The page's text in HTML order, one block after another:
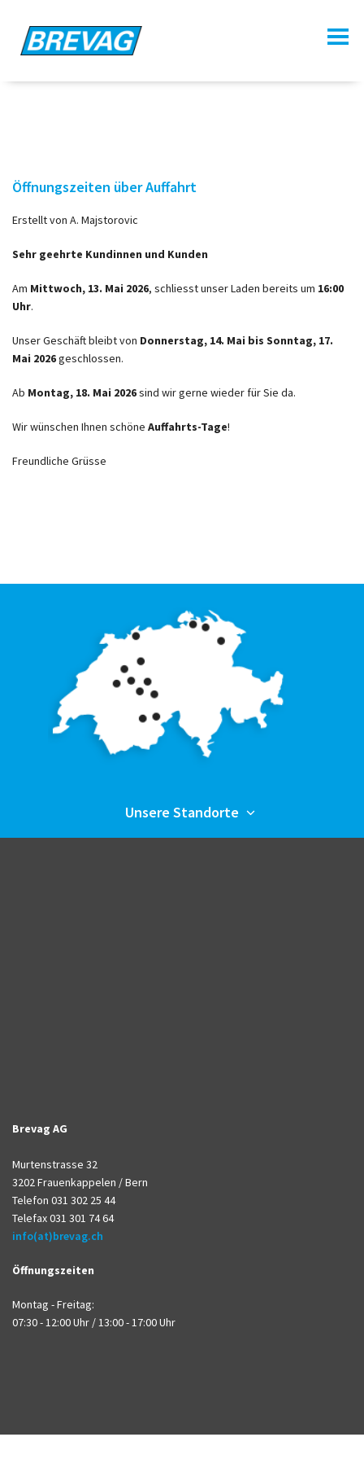
Öffnungszeiten über Auffahrt
Erstellt von A. Majstorovic
Sehr geehrte Kundinnen und Kunden
Am Mittwoch, 13. Mai 2026, schliesst unser Laden bereits um 16:00
Uhr.
Unser Geschäft bleibt von Donnerstag, 14. Mai bis Sonntag, 17.
Mai 2026geschlossen.
Ab Montag, 18. Mai 2026sind wir gerne wieder für Sie da.
Wir wünschen Ihnen schöne Auffahrts-Tage!
Freundliche Grüsse
Unsere Standorte
Brevag AG
Murtenstrasse 32
3202 Frauenkappelen / Bern
Telefon 031 302 25 44
Telefax 031 301 74 64
info(at)brevag.ch
Öffnungszeiten
Montag - Freitag:
07:30 - 12:00 Uhr / 13:00 - 17:00 Uhr